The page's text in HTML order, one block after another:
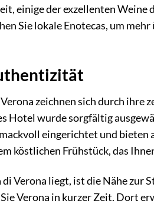
einige der exzellenten Weine
Sie lokale Enotecas, um
zeichnen sich durch ihre
Hotel wurde sorgfältig
eingerichtet und bieten
köstlichen Frühstück, das
Verona liegt, ist die Nähe zur
Verona in kurzer Zeit. Dort